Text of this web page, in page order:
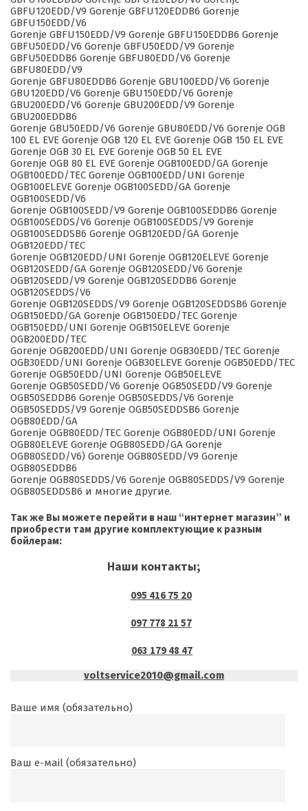
GBFU120EDD/V9 Gorenje GBFU120EDDB6 Gorenje
GBFU150EDD/V6
Gorenje GBFU150EDD/V9 Gorenje GBFU150EDDB6 Gorenje
GBFU50EDD/V6 Gorenje GBFU50EDD/V9 Gorenje
GBFU50EDDB6 Gorenje GBFU80EDD/V6 Gorenje
GBFU80EDD/V9
Gorenje GBFU80EDDB6 Gorenje GBU100EDD/V6 Gorenje
GBU120EDD/V6 Gorenje GBU150EDD/V6 Gorenje
GBU200EDD/V6 Gorenje GBU200EDD/V9 Gorenje
GBU200EDDB6
Gorenje GBU50EDD/V6 Gorenje GBU80EDD/V6 Gorenje OGB
100 EL EVE Gorenje OGB 120 EL EVE Gorenje OGB 150 EL EVE
Gorenje OGB 30 EL EVE Gorenje OGB 50 EL EVE
Gorenje OGB 80 EL EVE Gorenje OGB100EDD/GA Gorenje
OGB100EDD/TEC Gorenje OGB100EDD/UNI Gorenje
OGB100ELEVE Gorenje OGB100SEDD/GA Gorenje
OGB100SEDD/V6
Gorenje OGB100SEDD/V9 Gorenje OGB100SEDDB6 Gorenje
OGB100SEDDS/V6 Gorenje OGB100SEDDS/V9 Gorenje
OGB100SEDDSB6 Gorenje OGB120EDD/GA Gorenje
OGB120EDD/TEC
Gorenje OGB120EDD/UNI Gorenje OGB120ELEVE Gorenje
OGB120SEDD/GA Gorenje OGB120SEDD/V6 Gorenje
OGB120SEDD/V9 Gorenje OGB120SEDDB6 Gorenje
OGB120SEDDS/V6
Gorenje OGB120SEDDS/V9 Gorenje OGB120SEDDSB6 Gorenje
OGB150EDD/GA Gorenje OGB150EDD/TEC Gorenje
OGB150EDD/UNI Gorenje OGB150ELEVE Gorenje
OGB200EDD/TEC
Gorenje OGB200EDD/UNI Gorenje OGB30EDD/TEC Gorenje
OGB30EDD/UNI Gorenje OGB30ELEVE Gorenje OGB50EDD/TEC
Gorenje OGB50EDD/UNI Gorenje OGB50ELEVE
Gorenje OGB50SEDD/V6 Gorenje OGB50SEDD/V9 Gorenje
OGB50SEDDB6 Gorenje OGB50SEDDS/V6 Gorenje
OGB50SEDDS/V9 Gorenje OGB50SEDDSB6 Gorenje
OGB80EDD/GA
Gorenje OGB80EDD/TEC Gorenje OGB80EDD/UNI Gorenje
OGB80ELEVE Gorenje OGB80SEDD/GA Gorenje
OGB80SEDD/V6) Gorenje OGB80SEDD/V9 Gorenje
OGB80SEDDB6
Gorenje OGB80SEDDS/V6 Gorenje OGB80SEDDS/V9 Gorenje
OGB80SEDDSB6 и многие другие.
Так же Вы можете перейти в наш “интернет магазин” и
приобрести там другие комплектующие к разным
бойлерам:
Наши контакты;
095 416 75 20
097 778 21 57
063 179 48 47
voltservice2010@gmail.com
Ваше имя (обязательно)
Ваш е-маil (обязательно)